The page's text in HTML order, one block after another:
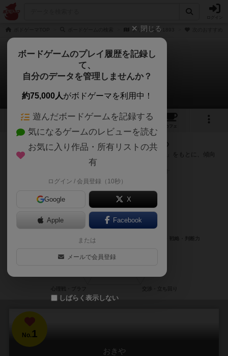
ブリュッセル1893
ブリュッセル1893
次のおすすめボードゲーム
2 1
カフェ
『ブリュッセル1893』が好きな方へのおすすめ
このゲームのトップページで投票された「プレイ感の評価」をもとに、傾向
が近いボードゲームをランキング形式で紹介します。
No.1
おきや
閉じる
ボードゲームのプレイ履歴を記録し
て、
自分のデータを管理しませんか？
約75,000人がボドゲーマを利用中！
遊んだボードゲームを記録する
気になるゲームのレビューを読む
お気に入り作品・所有リストの共
有
ログイン / 会員登録（10秒）
Google X
Apple Facebook
または
メールで会員登録
しばらく表示しない